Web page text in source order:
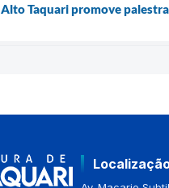
Alto Taquari promove